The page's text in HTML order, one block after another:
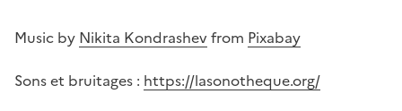
Music by Nikita Kondrashevfrom Pixabay
Sons et bruitages : https://lasonotheque.org/